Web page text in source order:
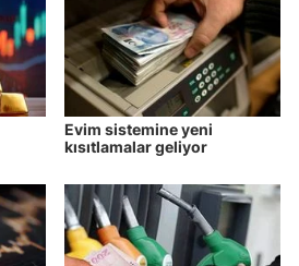
Evim sistemine yeni
kısıtlamalar geliyor